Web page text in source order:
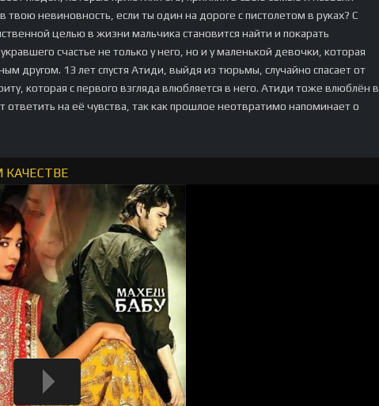
твою невиновность, если ты один на дороге с пистолетом в руках? С
целью в жизни мальчика становится найти и покарать
счастье не только у него, но и у маленькой девочки, которая
другом. 13 лет спустя Атиди, выйдя из тюрьмы, случайно спасает от
которая с первого взгляда влюбляется в него. Атиди тоже влюблён в
на её чувства, так как прошлое неотвратимо напоминает о